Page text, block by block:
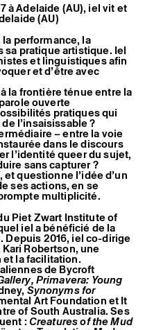
associé·es
à Adelaide (AU), iel vit et
(AU)
performance, la
sa pratique artistique. Iel
et linguistiques afin
et d’être avec
la frontière ténue entre la
ouverte
pratiques qui
l’insaisissable ?
– entre la voie
dans le discours
l’identité queer du sujet,
sans capturer ?
, et questionne l’idée d’un
ses actions, en se
multiplicité.
Piet Zwart Institute of
iel a bénéficié de la
Depuis 2016, iel co-dirige
Robertson, une
et la facilitation.
de Bycroft
Primavera: Young
Synonyms for
Art Foundation et It
of South Australia. Ses
:Creatures of the Mud